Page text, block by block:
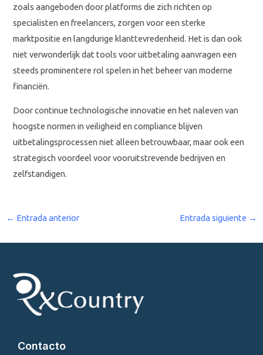
zoals aangeboden door platforms die zich richten op
specialisten en freelancers, zorgen voor een sterke
marktpositie en langdurige klanttevredenheid. Het is dan ook
niet verwonderlijk dat tools voor uitbetaling aanvragen een
steeds prominentere rol spelen in het beheer van moderne
financiën.
Door continue technologische innovatie en het naleven van
hoogste normen in veiligheid en compliance blijven
uitbetalingsprocessen niet alleen betrouwbaar, maar ook een
strategisch voordeel voor vooruitstrevende bedrijven en
zelfstandigen.
← Entrada anterior Entrada siguiente →
Contacto